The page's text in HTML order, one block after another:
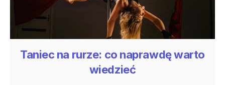
Taniec na rurze: co naprawdę warto
wiedzieć